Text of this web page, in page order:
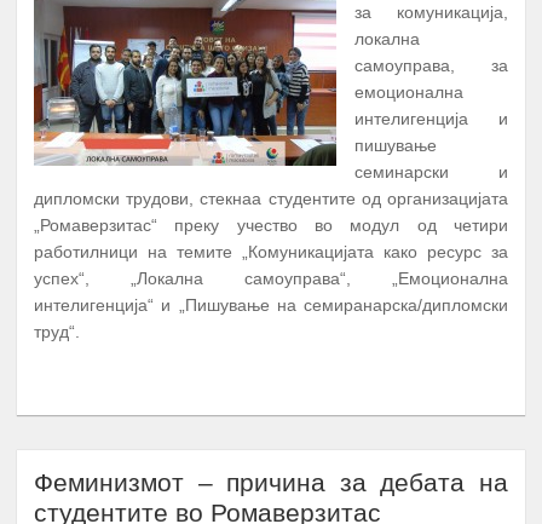
за комуникација,
локална
самоуправа, за
емоционална
интелигенција и
пишување
семинарски и
дипломски трудови, стекнаа студентите од организацијата
„Ромаверзитас“ преку учество во модул од четири
работилници на темите „Комуникацијата како ресурс за
успех“, „Локална самоуправа“, „Емоционална
интелигенција“ и „Пишување на семиранарска/дипломски
труд“.
Феминизмот – причина за дебата на
студентите во Ромаверзитас